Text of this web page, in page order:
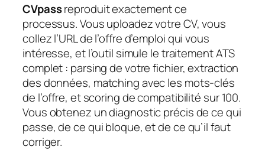
CVpassreproduit exactement ce
processus. Vous uploadez votre CV, vous
collez l’URL de l’offre d’emploi qui vous
intéresse, et l’outil simule le traitement ATS
complet : parsing de votre fichier, extraction
des données, matching avec les mots-clés
de l’offre, et scoring de compatibilité sur 100.
Vous obtenez un diagnostic précis de ce qui
passe, de ce qui bloque, et de ce qu’il faut
corriger.